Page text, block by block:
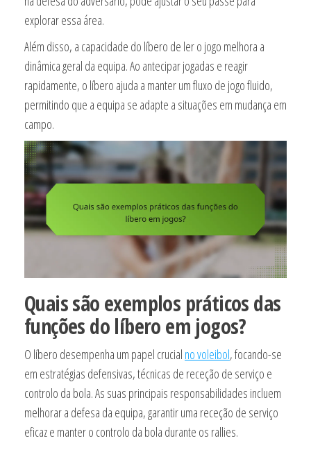
explorar essa área.
Além disso, a capacidade do líbero de ler o jogo melhora a
dinâmica geral da equipa. Ao antecipar jogadas e reagir
rapidamente, o líbero ajuda a manter um fluxo de jogo fluido,
permitindo que a equipa se adapte a situações em mudança em
campo.
Quais são exemplos práticos das
funções do líbero em jogos?
O líbero desempenha um papel crucial no voleibol, focando-se
em estratégias defensivas, técnicas de receção de serviço e
controlo da bola. As suas principais responsabilidades incluem
melhorar a defesa da equipa, garantir uma receção de serviço
eficaz e manter o controlo da bola durante os rallies.